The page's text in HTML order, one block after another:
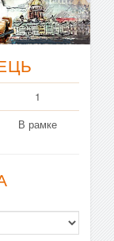
1
В рамке